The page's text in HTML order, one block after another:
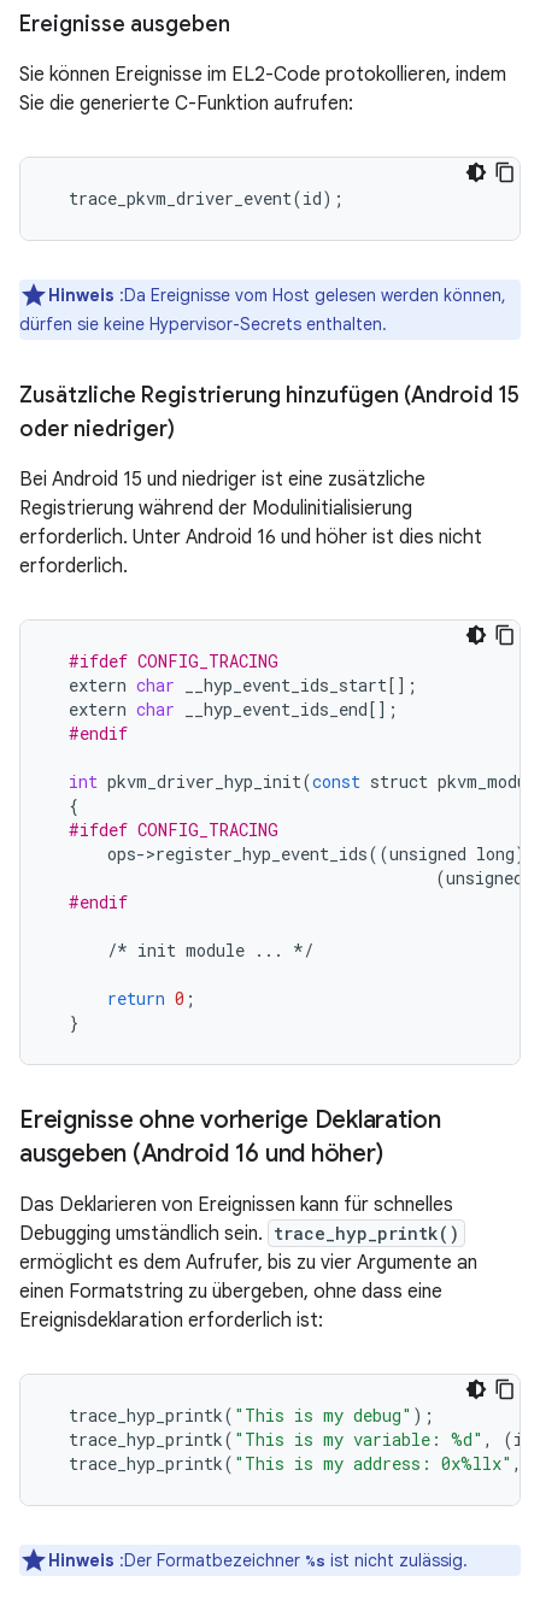
Ereignisse ausgeben
Sie können Ereignisse im EL2-Code protokollieren, indem
Sie die generierte C-Funktion aufrufen:
Hinweis :Da Ereignisse vom Host gelesen werden können,
dürfen sie keine Hypervisor-Secrets enthalten.
Zusätzliche Registrierung hinzufügen (Android 15
oder niedriger)
Bei Android 15 und niedriger ist eine zusätzliche
Registrierung während der Modulinitialisierung
erforderlich. Unter Android 16 und höher ist dies nicht
erforderlich.
#ifdef CONFIG_TRACING
extern char __hyp_event_ids_start[];
extern char __hyp_event_ids_end[];
#endif
int pkvm_driver_hyp_init(const struct
{
#ifdef CONFIG_TRACING
ops->register_hyp_event_ids((unsigned long)
(unsigned
#endif
/* init module ... */
return 0 ;
}
Ereignisse ohne vorherige Deklaration
ausgeben (Android 16 und höher)
Das Deklarieren von Ereignissen kann für schnelles
Debugging umständlich sein. trace_hyp_printk()
ermöglicht es dem Aufrufer, bis zu vier Argumente an
einen Formatstring zu übergeben, ohne dass eine
Ereignisdeklaration erforderlich ist:
trace_hyp_printk( "This is my debug" );
trace_hyp_printk( "This is my variable: %d" , (
trace_hyp_printk( "This is my address: 0x%llx" ,
Hinweis :Der Formatbezeichner %s ist nicht zulässig.